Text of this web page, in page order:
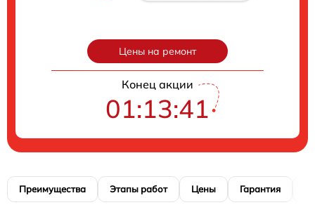
Цены на ремонт
Конец акции
01:13:40
Преимущества Этапы работ Цены Гарантия